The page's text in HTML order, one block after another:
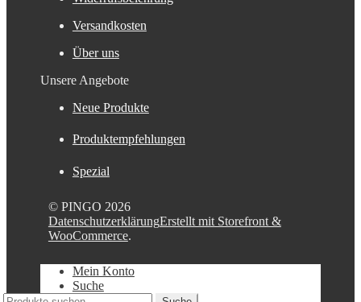
Versandkosten
Über uns
Unsere Angebote
Neue Produkte
Produktempfehlungen
Spezial
© PINGO 2026
DatenschutzerklärungErstellt mit Storefront &
WooCommerce.
Mein Konto
Suche
Suche